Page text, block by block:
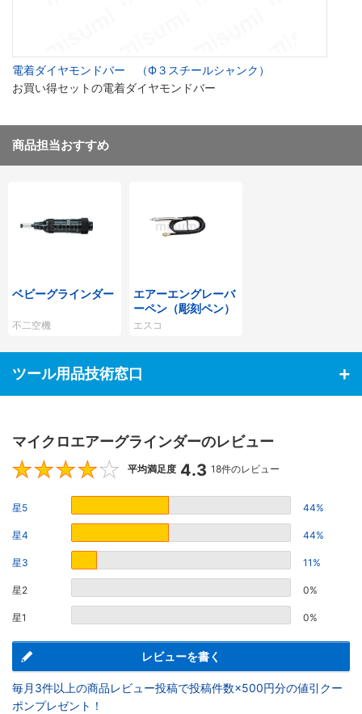
電着ダイヤモンドバー （Ф３スチールシャンク）
お買い得セットの電着ダイヤモンドバー
商品担当おすすめ
ベビーグラインダー
不二空機
エアーエングレーバ
ーペン（彫刻ペン）
エスコ
ツール用品技術窓口
マイクロエアーグラインダーのレビュー
4.3
平均満足度 4.3 18件のレビュー
星5 44%
星4 44%
星3 11%
星2 0%
星1 0%
レビューを書く
毎月3件以上の商品レビュー投稿で投稿件数×500円分の値引クー
ポンプレゼント！